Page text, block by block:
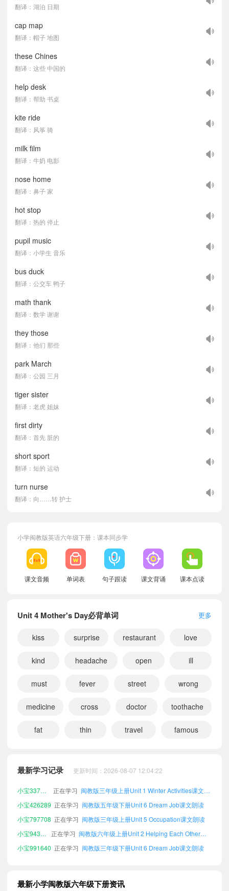
翻译：湖泊 日期
cap map
翻译：帽子 地图
these Chines
翻译：这些 中国的
help desk
翻译：帮助 书桌
kite ride
翻译：风筝 骑
milk film
翻译：牛奶 电影
nose home
翻译：鼻子 家
hot stop
翻译：热的 停止
pupil music
翻译：小学生 音乐
bus duck
翻译：公交车 鸭子
math thank
翻译：数学 谢谢
they those
翻译：他们 那些
park March
翻译：公园 三月
tiger sister
翻译：老虎 姐妹
first dirty
翻译：首先 脏的
short sport
翻译：短的 运动
turn nurse
翻译：向……转 护士
小学闽教版英语六年级下册：课本同步学
课文音频 单词表 句子跟读 课文背诵 课本点读
Unit 4 Mother's Day必背单词 更多
kiss surprise restaurant love
kind headache open ill
must fever street wrong
medicine cross doctor toothache
fat thin travel famous
最新学习记录 更新时间：2026-08-07 12:04:22
小宝397806 正在学习 闽教版五年级上册Unit 4 Mother's Day课文朗读
小宝337532
正在学习
闽教版三年级上册Unit 1 Winter Activities课文朗读
小宝426289 正在学习 闽教版五年级下册Unit 6 Dream Job课文朗读
小宝797708 正在学习 闽教版三年级上册Unit 5 Occupation课文朗读
小宝943213 正在学习
闽教版六年级上册Unit 2 Helping Each Other课文朗读
小宝991640 正在学习 闽教版三年级下册Unit 6 Dream Job课文朗读
最新小学闽教版六年级下册资讯